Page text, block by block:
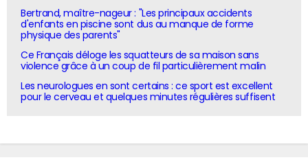
Bertrand, maître-nageur : "Les principaux accidents
d'enfants en piscine sont dus au manque de forme
physique des parents"
Ce Français déloge les squatteurs de sa maison sans
violence grâce à un coup de fil particulièrement malin
Les neurologues en sont certains : ce sport est excellent
pour le cerveau et quelques minutes régulières suffisent